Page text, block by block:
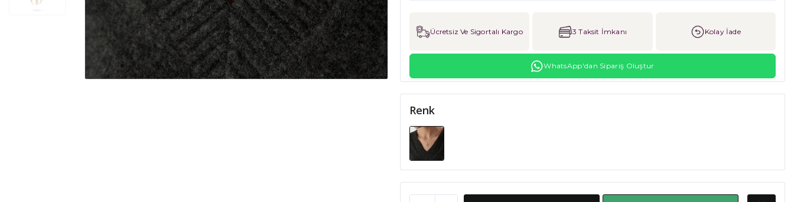
Ücretsiz Ve Sigortalı Kargo 3 Taksit İmkanı Kolay İade
WhatsApp'dan Sipariş Oluştur
Renk